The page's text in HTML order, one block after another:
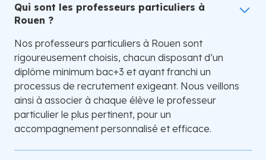
Qui sont les professeurs particuliers à
Rouen ?
Nos professeurs particuliers à Rouen sont
rigoureusement choisis, chacun disposant d’un
diplôme minimum bac+3 et ayant franchi un
processus de recrutement exigeant. Nous veillons
ainsi à associer à chaque élève le professeur
particulier le plus pertinent, pour un
accompagnement personnalisé et efficace.